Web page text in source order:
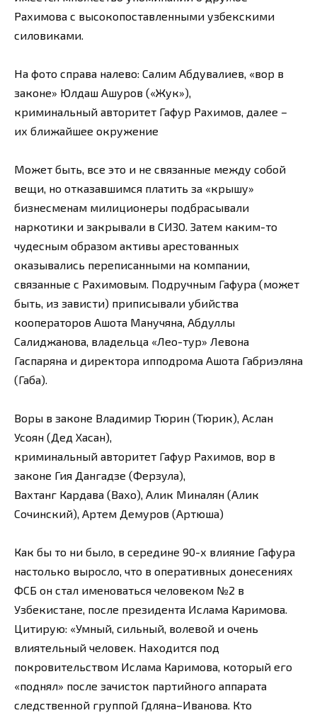
Рахимова с высокопоставленными узбекскими
силовиками.
На фото справа налево: Салим Абдувалиев, «вор в
законе» Юлдаш Ашуров («Жук»),
криминальный авторитет Гафур Рахимов, далее –
их ближайшее окружение
Может быть, все это и не связанные между собой
вещи, но отказавшимся платить за «крышу»
бизнесменам милиционеры подбрасывали
наркотики и закрывали в СИЗО. Затем каким-то
чудесным образом активы арестованных
оказывались переписанными на компании,
связанные с Рахимовым. Подручным Гафура (может
быть, из зависти) приписывали убийства
кооператоров Ашота Манучяна, Абдуллы
Салиджанова, владельца «Лео-тур» Левона
Гаспаряна и директора ипподрома Ашота Габриэляна
(Габа).
Воры в законе Владимир Тюрин (Тюрик), Аслан
Усоян (Дед Хасан),
криминальный авторитет Гафур Рахимов, вор в
законе Гия Дангадзе (Ферзула),
Вахтанг Кардава (Вахо), Алик Миналян (Алик
Сочинский), Артем Демуров (Артюша)
Как бы то ни было, в середине 90-х влияние Гафура
настолько выросло, что в оперативных донесениях
ФСБ он стал именоваться человеком №2 в
Узбекистане, после президента Ислама Каримова.
Цитирую: «Умный, сильный, волевой и очень
влиятельный человек. Находится под
покровительством Ислама Каримова, который его
«поднял» после зачисток партийного аппарата
следственной группой Гдляна–Иванова. Кто